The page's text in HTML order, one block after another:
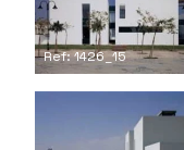
Ref: 1426_15